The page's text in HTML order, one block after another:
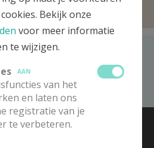
Bekijk onze
voor meer informatie
te wijzigen.
AAN
van het
en laten ons
registratie van je
te verbeteren.